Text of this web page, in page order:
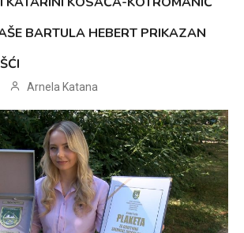
BARTULA HEBERT PRIKAZAN
Arnela Katana